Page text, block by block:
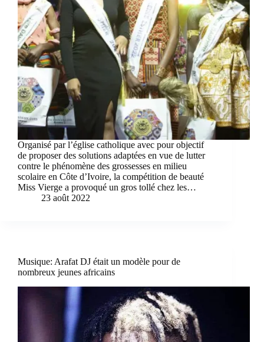
Organisé par l’église catholique avec pour objectif
de proposer des solutions adaptées en vue de lutter
contre le phénomène des grossesses en milieu
scolaire en Côte d’Ivoire, la compétition de beauté
Miss Vierge a provoqué un gros tollé chez les…
23 août 2022
Musique: Arafat DJ était un modèle pour de
nombreux jeunes africains